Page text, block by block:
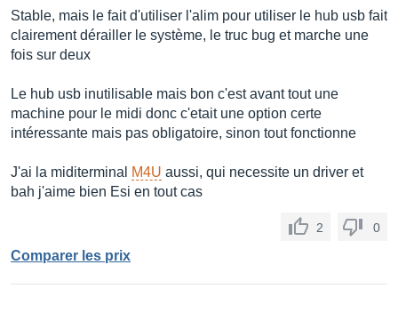
Stable, mais le fait d'utiliser l'alim pour utiliser le hub usb fait
clairement dérailler le système, le truc bug et marche une
fois sur deux
Le hub usb inutilisable mais bon c'est avant tout une
machine pour le midi donc c'etait une option certe
intéressante mais pas obligatoire, sinon tout fonctionne
J'ai la miditerminal M4U aussi, qui necessite un driver et
bah j'aime bien Esi en tout cas
2 0
Comparer les prix